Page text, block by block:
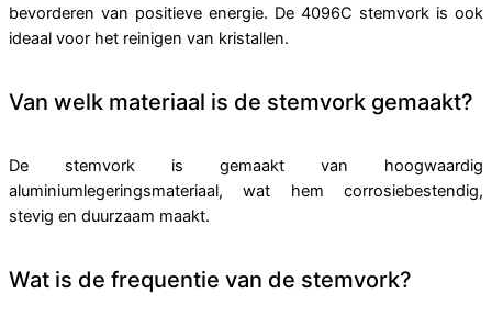
bevorderen van positieve energie. De 4096C stemvork is ook
ideaal voor het reinigen van kristallen.
Van welk materiaal is de stemvork gemaakt?
De stemvork is gemaakt van hoogwaardig
aluminiumlegeringsmateriaal, wat hem corrosiebestendig,
stevig en duurzaam maakt.
Wat is de frequentie van de stemvork?